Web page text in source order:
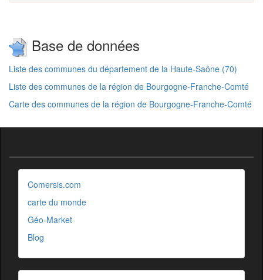
Base de données
Liste des communes du département de la Haute-Saône (70)
Liste des communes de la région de Bourgogne-Franche-Comté
Carte des communes de la région de Bourgogne-Franche-Comté
Comersis.com
carte du monde
Géo-Market
Blog